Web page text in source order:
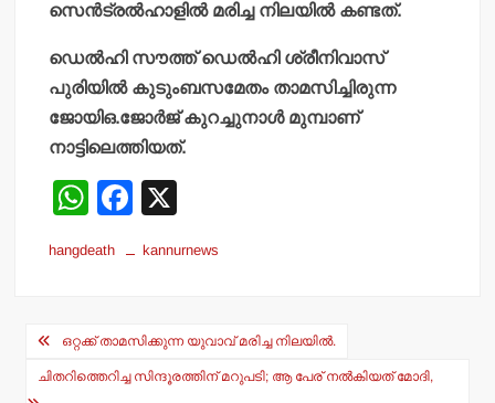
സെന്‍ട്രല്‍ഹാളില്‍ മരിച്ച നിലയില്‍ കണ്ടത്.
ഡെല്‍ഹി സൗത്ത് ഡെല്‍ഹി ശ്രീനിവാസ്
പുരിയില്‍ കുടുംബസമേതം താമസിച്ചിരുന്ന
ജോയിഒ.ജോര്‍ജ് കുറച്ചുനാള്‍ മുമ്പാണ്
നാട്ടിലെത്തിയത്.
W
h
at
A
p
F
a
c
b
o
hangdeath kannurnews
Post
navigation
ഒറ്റക്ക് താമസിക്കുന്ന യുവാവ് മരിച്ച നിലയില്‍.
ചിതറിത്തെറിച്ച സിന്ദൂരത്തിന് മറുപടി; ആ പേര് നല്‍കിയത് മോദി,